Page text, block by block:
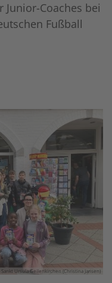
Coaches bei
Fußball
Ursula Geilenkirchen (Christina Jansen)